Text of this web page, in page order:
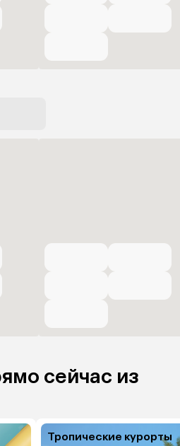
сейчас из
Тропические курорты